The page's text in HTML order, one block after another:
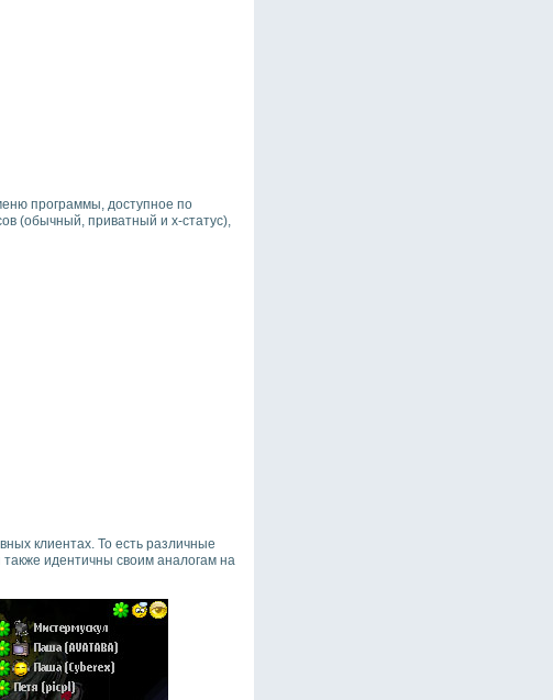
программы, доступное по
(обычный, приватный и х-статус),
клиентах. То есть различные
идентичны своим аналогам на